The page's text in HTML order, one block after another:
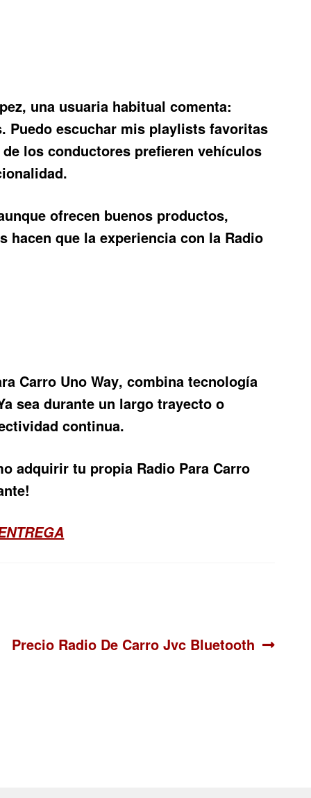
una usuaria habitual comenta:
Puedo escuchar mis playlists favoritas
los conductores prefieren vehículos
ofrecen buenos productos,
hacen que la experiencia con la Radio
Carro Uno Way, combina tecnología
sea durante un largo trayecto o
continua.
adquirir tu propia Radio Para Carro
Siguiente:
Precio Radio De Carro Jvc Bluetooth